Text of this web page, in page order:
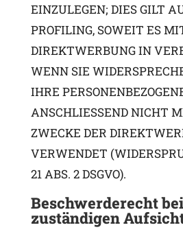
EINZULEGEN; DIES GILT
PROFILING, SOWEIT ES
DIREKTWERBUNG IN
WENN SIE
IHRE
ANSCHLIESSEND NICHT
ZWECKE DER
VERWENDET
21 ABS. 2 DSGVO).
Beschwerde­recht
zuständigen